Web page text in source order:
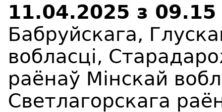
11.04.2025 з
Бабруйскага,
вобласці,
раёнаў Мінскай
Светлагорскага